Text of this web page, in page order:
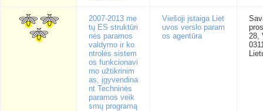
2007-2013 me
tų ES struktūri
nės paramos
valdymo ir ko
ntrolės sistem
os funkcionavi
mo užtikrinim
as, įgyvendina
nt Techninės
paramos veik
smų programą
Viešoji įstaiga Liet
uvos verslo param
os agentūra
28,